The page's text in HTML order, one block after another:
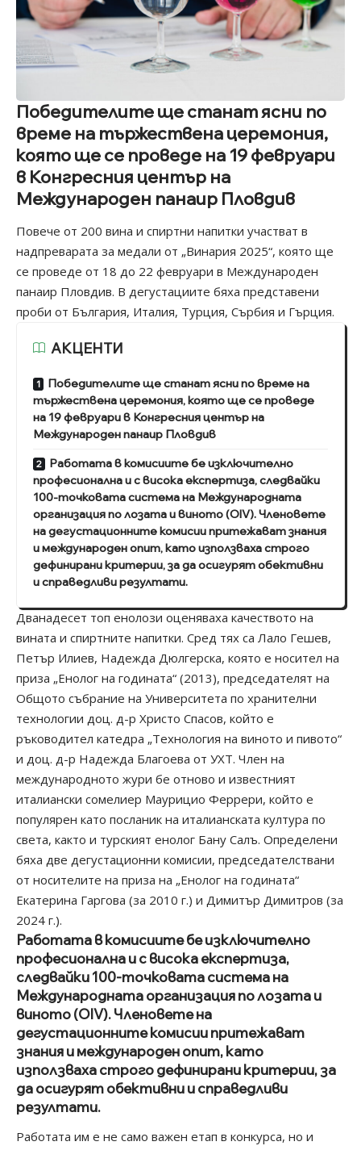
Победителите ще станат ясни по
време на тържествена церемония,
която ще се проведе на 19 февруари
в Конгресния център на
Международен панаир Пловдив
Повече от 200 вина и спиртни напитки участват в
надпреварата за медали от „Винария 2025“, която ще
се проведе от 18 до 22 февруари в Международен
панаир Пловдив. В дегустациите бяха представени
проби от България, Италия, Турция, Сърбия и Гърция.
АКЦЕНТИ
Победителите ще станат ясни по време на
тържествена церемония, която ще се проведе
на 19 февруари в Конгресния център на
Международен панаир Пловдив
Работата в комисиите бе изключително
професионална и с висока експертиза, следвайки
100-точковата система на Международната
организация по лозата и виното (OIV). Членовете
на дегустационните комисии притежават знания
и международен опит, като използваха строго
дефинирани критерии, за да осигурят обективни
и справедливи резултати.
Дванадесет топ енолози оценяваха качеството на
вината и спиртните напитки. Сред тях са Лало Гешев,
Петър Илиев, Надежда Дюлгерска, която е носител на
приза „Енолог на годината“ (2013), председателят на
Общото събрание на Университета по хранителни
технологии доц. д-р Христо Спасов, който е
ръководител катедра „Технология на виното и пивото“
и доц. д-р Надежда Благоева от УХТ. Член на
международното жури бе отново и известният
италиански сомелиер Маурицио Феррери, който е
популярен като посланик на италианската култура по
света, както и турският енолог Бану Салъ. Определени
бяха две дегустационни комисии, председателствани
от носителите на приза на „Енолог на годината“
Екатерина Гаргова (за 2010 г.) и Димитър Димитров (за
2024 г.).
Работата в комисиите бе изключително
професионална и с висока експертиза,
следвайки 100-точковата система на
Международната организация по лозата и
виното (OIV). Членовете на
дегустационните комисии притежават
знания и международен опит, като
използваха строго дефинирани критерии, за
да осигурят обективни и справедливи
резултати.
Работата им е не само важен етап в конкурса, но и